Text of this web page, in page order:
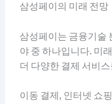
삼성페이의 미래 전망
삼성페이는 금융기술
야 중 하나입니다. 미
더 다양한 결제 서비
이동 결제, 인터넷 쇼